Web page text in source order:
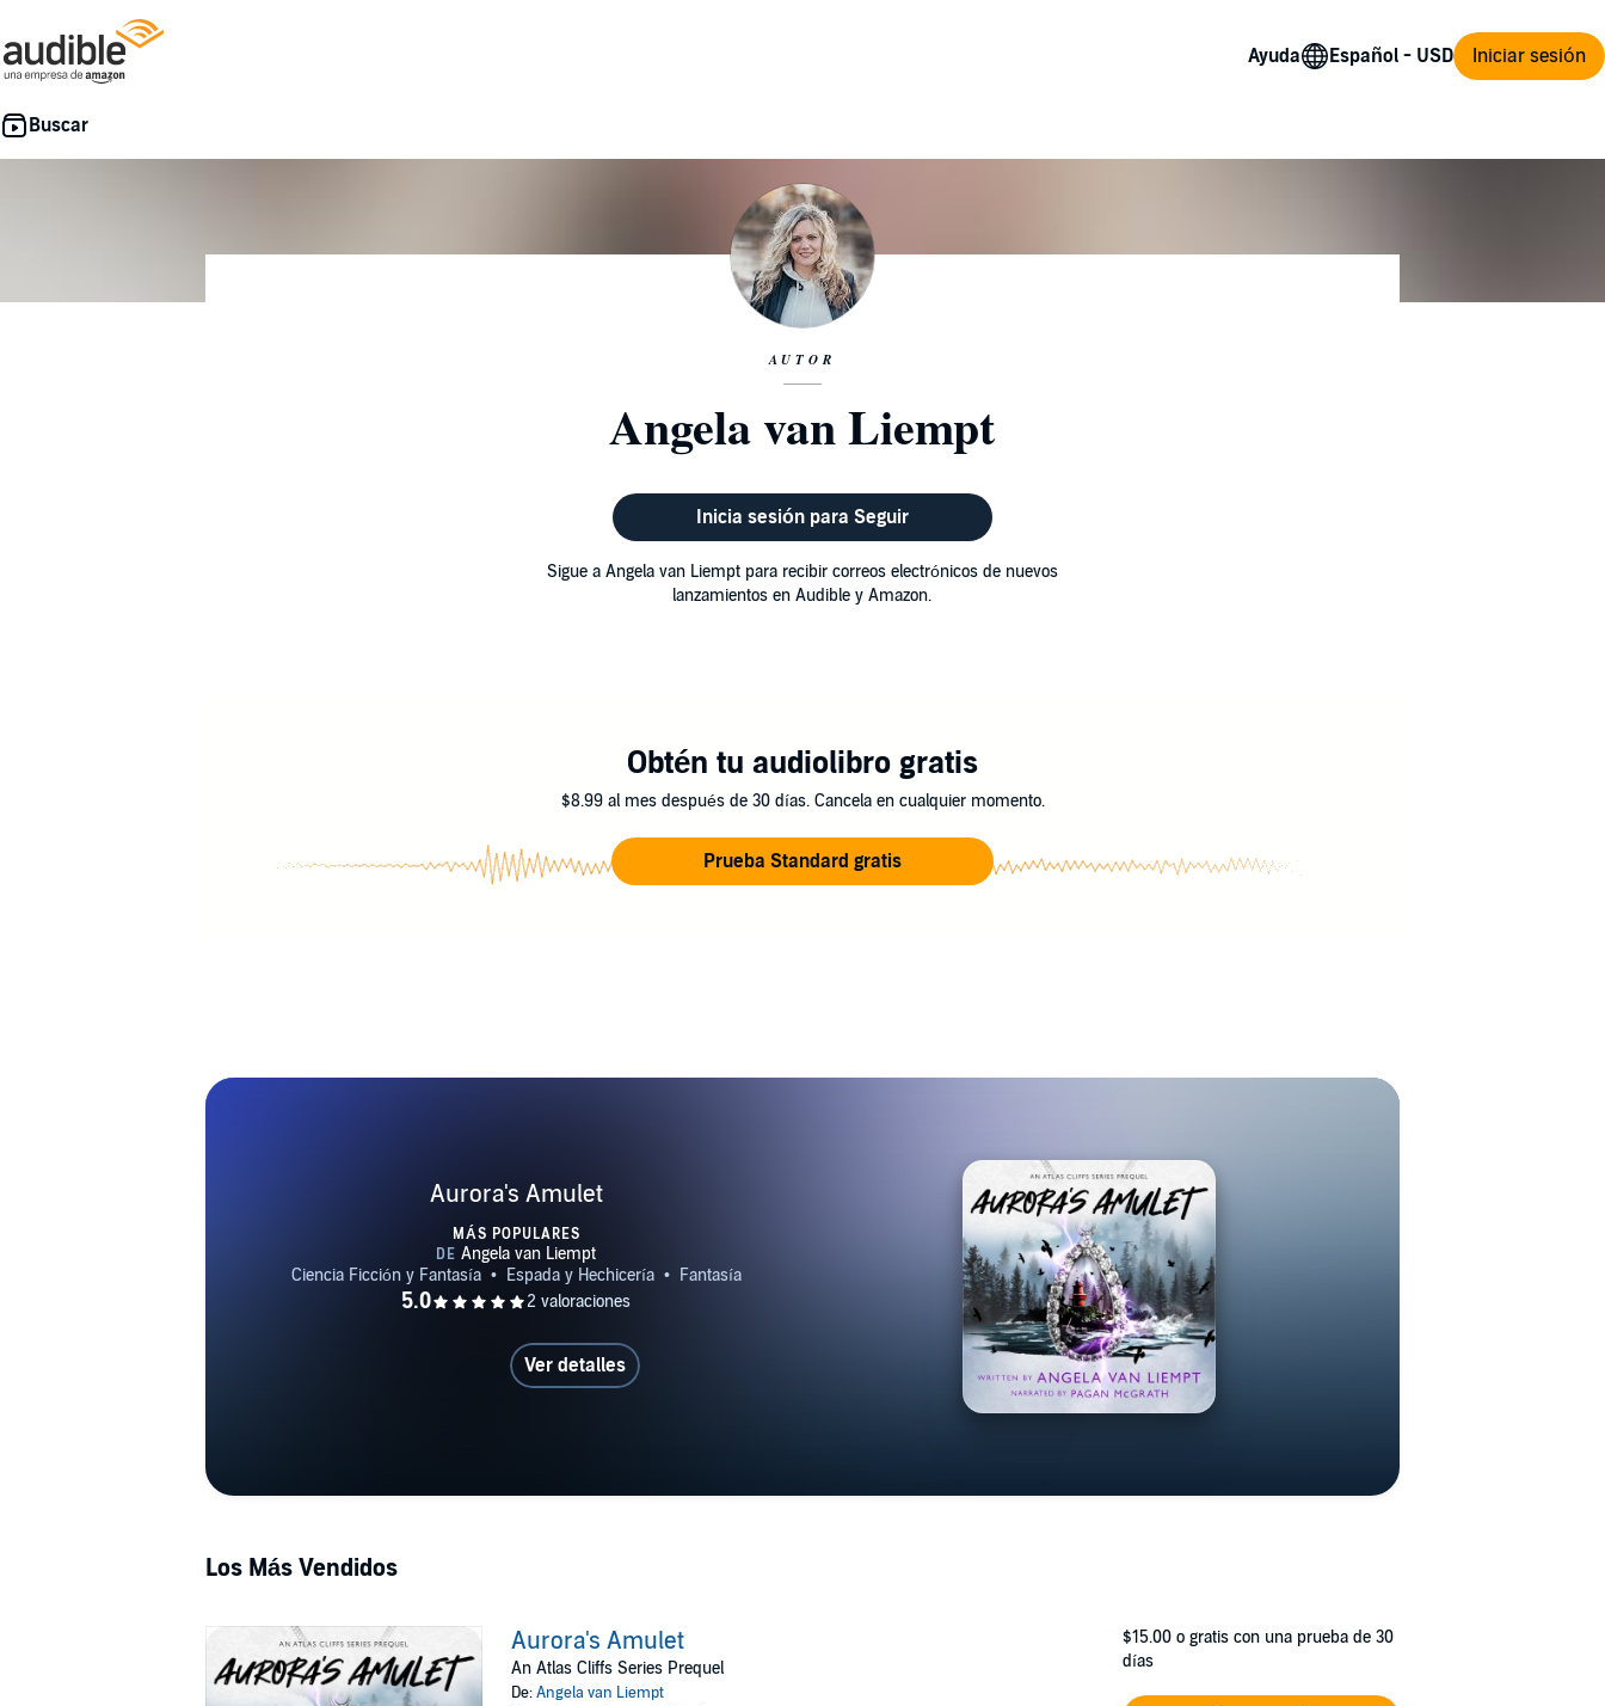
Ayuda Iniciar sesión
AUTOR
Angela van Liempt
Inicia sesión para Seguir
Sigue a Angela van Liempt para recibir correos electrónicos de nuevos
lanzamientos en Audible y Amazon.
Obtén tu audiolibro gratis
$8.99 al mes después de 30 días. Cancela en cualquier momento.
Prueba Standard gratis
Aurora's Amulet
MÁS POPULARES
Ver detalles
Los Más Vendidos
Aurora's Amulet
An Atlas Cliffs Series Prequel
De:Angela van Liempt
$15.00 o gratis con una prueba de 30
días